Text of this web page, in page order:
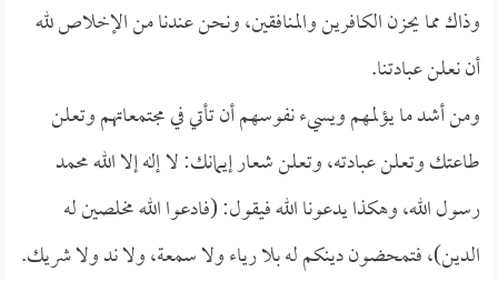
وذاك مما يحزن الكافرين والمنافقين، ونحن عندنا من الإخلاص لله
أن نعلن عبادتنا.
ومن أشد ما يؤلمهم ويسيء نفوسهم أن تأتي في مجتمعاتهم وتعلن
طاعتك وتعلن عبادته، وتعلن شعار إيمانك: لا إله إلا الله محمد
رسول الله، وهكذا يدعونا الله فيقول: (فادعوا الله مخلصين له
الدين)، فتمحضون دينكم له بلا رياء ولا سمعة، ولا ند ولا شريك.